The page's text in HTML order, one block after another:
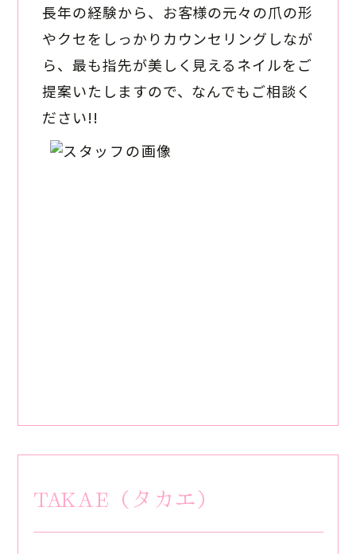
長年の経験から、お客様の元々の爪の形
やクセをしっかりカウンセリングしなが
ら、最も指先が美しく見えるネイルをご
提案いたしますので、なんでもご相談く
ださい!!
TAKAE（タカエ）